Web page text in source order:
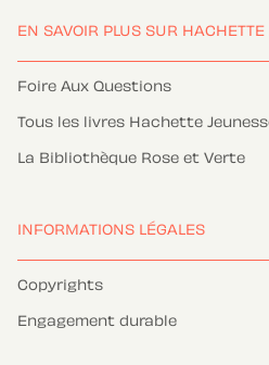
EN SAVOIR PLUS SUR HACHETTE
Foire Aux Questions
Tous les livres Hachette
La Bibliothèque Rose et Verte
INFORMATIONS LÉGALES
Copyrights
Engagement durable